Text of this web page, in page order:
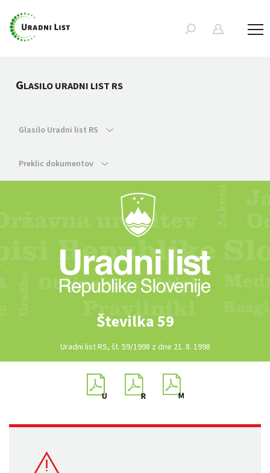
GLASILO URADNI LIST RS
Glasilo Uradni list RS
Preklic dokumentov
Številka 59
Uradni list RS, št. 59/1998 z dne 21. 8. 1998